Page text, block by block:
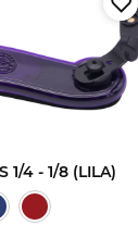
1/4 - 1/8 (LILA)